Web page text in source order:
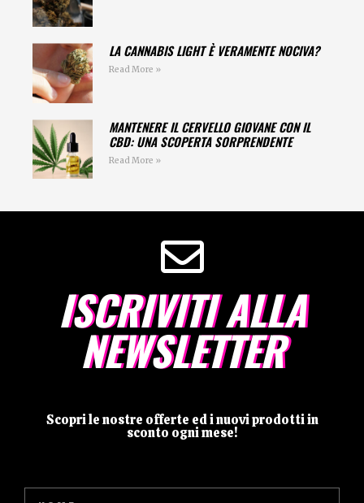
LA CANNABIS LIGHT È VERAMENTE NOCIVA?
Read More »
MANTENERE IL CERVELLO GIOVANE CON IL
CBD: UNA SCOPERTA SORPRENDENTE
Read More »
ISCRIVITI ALLA
NEWSLETTER
Scopri le nostre offerte ed i nuovi prodotti in
sconto ogni mese!